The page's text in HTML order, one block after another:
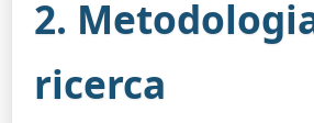
2.
ricerca